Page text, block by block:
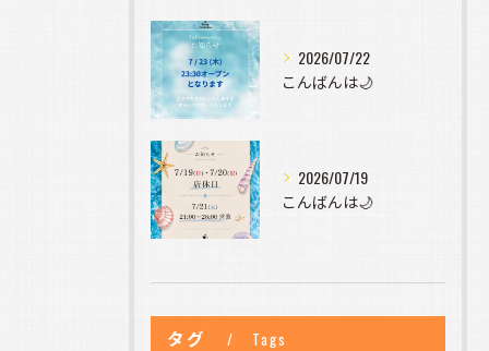
2026/07/22
こんばんは🌙
2026/07/19
こんばんは🌙
タグ Tags